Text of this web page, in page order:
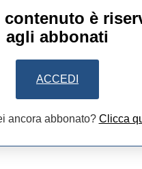
contenuto è
agli abbonati
ACCEDI
ancora abbonato? Clicca